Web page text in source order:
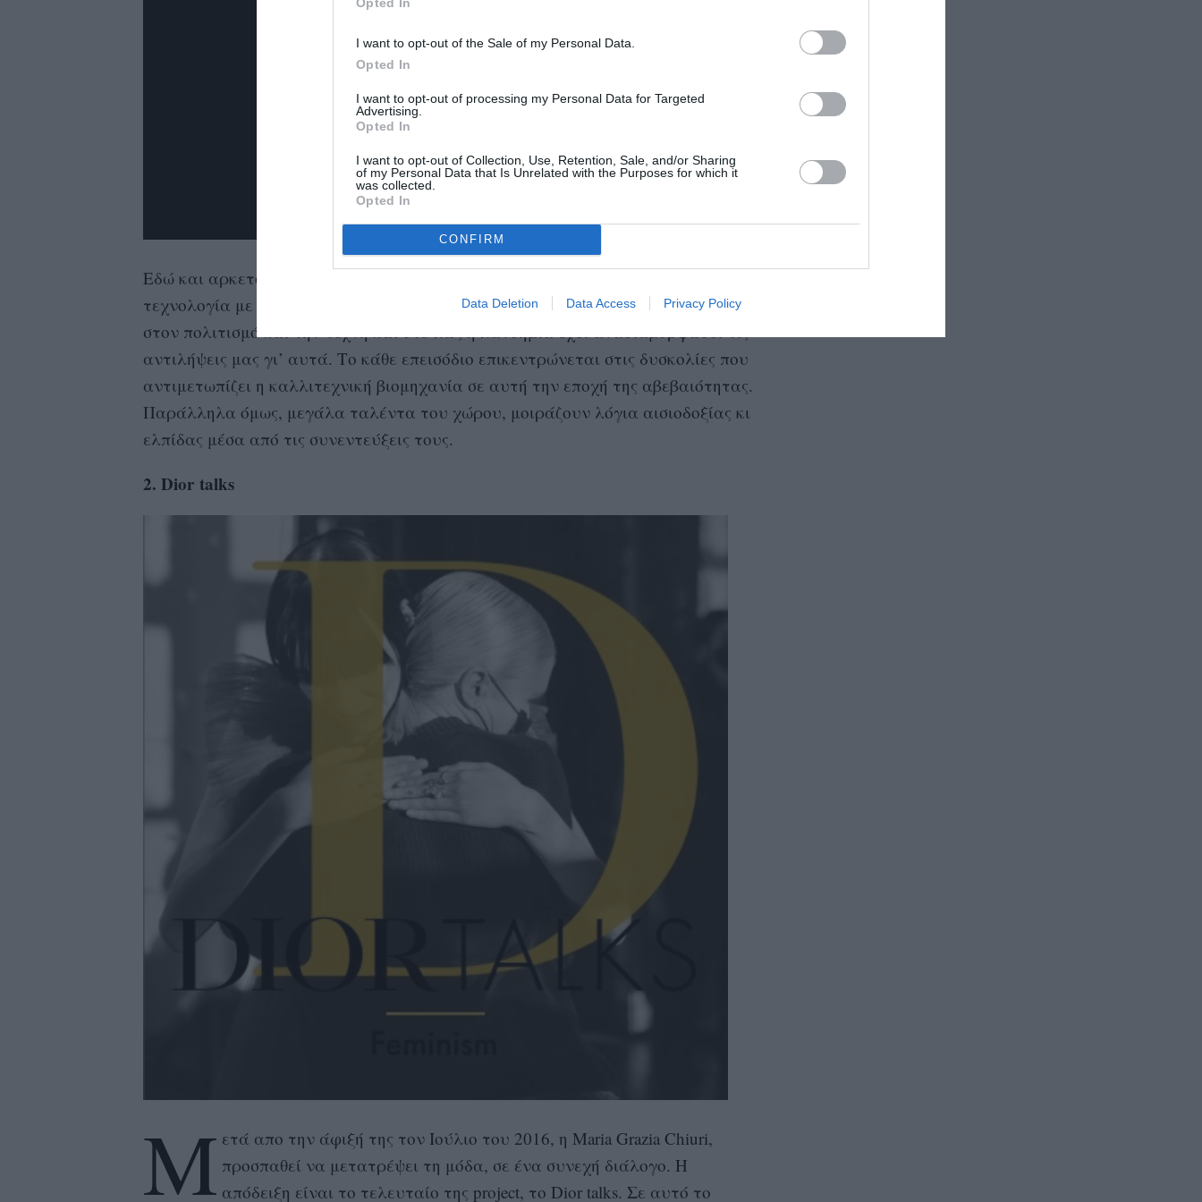
I want to opt-out of the Sale of my Personal Data.
Opted In
I want to opt-out of processing my Personal Data for Targeted
Advertising.
Opted In
I want to opt-out of Collection, Use, Retention, Sale, and/or Sharing
of my Personal Data that Is Unrelated with the Purposes for which it
was collected.
Opted In
CONFIRM
Data Deletion Data Access Privacy Policy
Εδώ και αρκετό καιρό τώρα, ο οίκος
τεχνολογία με την αισθητική και το πάθος. Η συγκεκριμένη εκπομπή εστιάζει
στον πολιτισμό και την τέχνη και στο πως η πανδημία έχει αναδιαμορφώσει τις
αντιλήψεις μας γι’ αυτά. Το κάθε επεισόδιο επικεντρώνεται στις δυσκολίες που
αντιμετωπίζει η καλλιτεχνική βιομηχανία σε αυτή την εποχή της αβεβαιότητας.
Παράλληλα όμως, μεγάλα ταλέντα του χώρου, μοιράζουν λόγια αισιοδοξίας κι
ελπίδας μέσα από τις συνεντεύξεις τους.
2. Dior talks
Μ ετά απο την άφιξή της τον Ιούλιο του 2016, η Maria Grazia Chiuri,
προσπαθεί να μετατρέψει τη μόδα, σε ένα συνεχή διάλογο. Η
απόδειξη είναι το τελευταίο της project, το Dior talks. Σε αυτό το